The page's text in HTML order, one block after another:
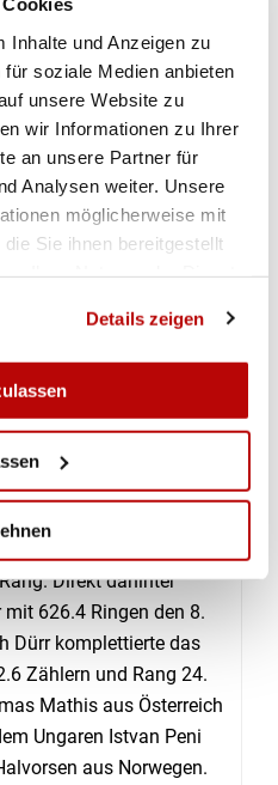
Inhalte und Anzeigen zu
soziale Medien anbieten
unsere Website zu
wir Informationen zu Ihrer
an unsere Partner für
Analysen weiter. Unsere
möglicherweise mit
Sie ihnen bereitgestellt
Details zeigen
VORBEI
,Fabio Wyrschund
in der Teamwertung
Männer knapp am
hielten über weite
mit. Am Ende reichte
eine Medaille, weil sich
1875.9 Ringen mussten
begnügen; auf Bronze
1.3 Punkte.
1877.2 Punkten den
Österreich mit 1877.7
mit 1878.5 Punkten.
626.9 Punkten das
Direkt dahinter
626.4 Ringen den 8.
Dürr komplettierte das
Zählern und Rang 24.
Mathis aus Österreich
Ungaren Istvan Peni
aus Norwegen.